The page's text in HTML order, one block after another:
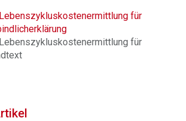
für
für